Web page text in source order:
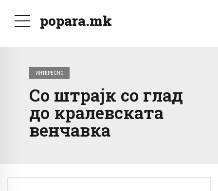
popara.mk
ИНТЕРЕСНО
Со штрајк со глад
до кралевската
венчавка